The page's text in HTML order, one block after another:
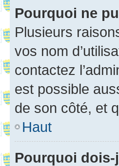
Pourquoi ne
Plusieurs
vos nom
contactez
est possible
de son côté, et
Haut
Pourquoi dois-